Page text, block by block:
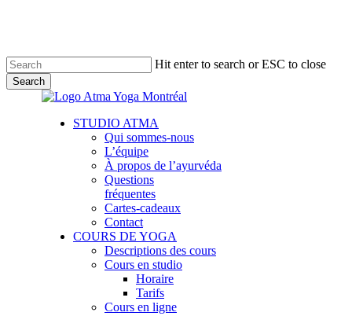
content
Hit enter to search or ESC to close
Search
Menu
STUDIO ATMA
Qui sommes-nous
L’équipe
À propos de l’ayurvéda
Questions
fréquentes
Cartes-cadeaux
Contact
COURS DE YOGA
Descriptions des cours
Cours en studio
Horaire
Tarifs
Cours en ligne